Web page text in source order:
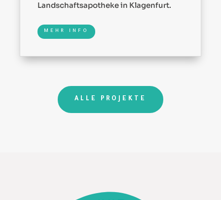
Landschaftsapotheke in Klagenfurt.
MEHR INFO
ALLE PROJEKTE